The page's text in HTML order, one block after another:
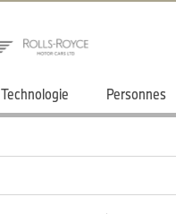
Technologie Personnes